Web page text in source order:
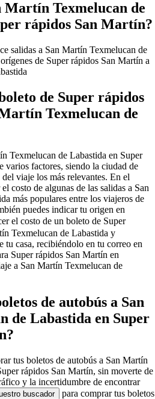
Martín Texmelucan de
rápidos San Martín?
salidas a San Martín Texmelucan de
de Super rápidos San Martín a
de Super rápidos
Texmelucan de
Texmelucan de Labastida en Super
varios factores, siendo la ciudad de
viaje los más relevantes. En el
costo de algunas de las salidas a San
más populares entre los viajeros de
puedes indicar tu origen en
el costo de un boleto de Super
Texmelucan de Labastida y
tu casa, recibiéndolo en tu correo en
Super rápidos San Martín en
a San Martín Texmelucan de
de autobús a San
de Labastida en Super
tus boletos de autobús a San Martín
rápidos San Martín, sin moverte de
y la incertidumbre de encontrar
buscador
para comprar tus boletos